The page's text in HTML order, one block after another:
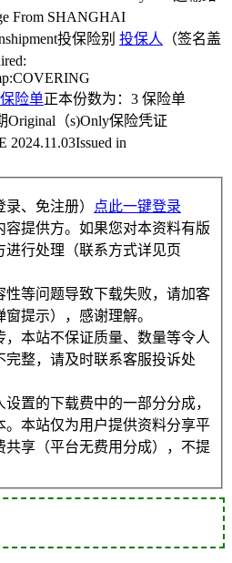
From SHANGHAI
投保险别 投保人 （签名盖
保险单正本份数为：3 保险单
Original（s)Only保险凭证
2024.11.03Issued in
、免注册）
点此一键登录
提供方。如果您对本资料有版
行处理（联系方式详见页
等问题导致下载失败，请加客
提示），感谢理解。
本站不保证质量、数量等令人
完整，请及时联系客服投诉处
置的下载费中的一部分分成，
。本站仅为用户提供资料分享平
共享（平台无费用分成），不提